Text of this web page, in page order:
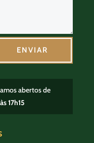
ENVIAR
abertos de
17h15